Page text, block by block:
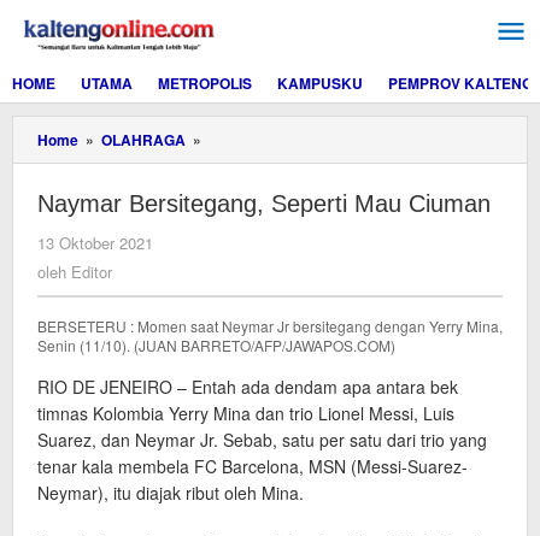
konten
HOME
UTAMA METROPOLIS KAMPUSKU PEMPROV KALTENG
Home » OLAHRAGA »
Bersitegang,
Mau
Naymar Bersitegang, Seperti Mau Ciuman
13 Oktober 2021
oleh Editor
BERSETERU : Momen saat Neymar Jr bersitegang dengan Yerry Mina,
Senin (11/10). (JUAN BARRETO/AFP/JAWAPOS.COM)
RIO DE JENEIRO – Entah ada dendam apa antara bek
timnas Kolombia Yerry Mina dan trio Lionel Messi, Luis
Suarez, dan Neymar Jr. Sebab, satu per satu dari trio yang
tenar kala membela FC Barcelona, MSN (Messi-Suarez-
Neymar), itu diajak ribut oleh Mina.